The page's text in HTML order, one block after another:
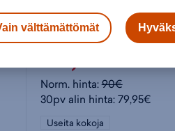
ASICS
79,95€
Norm. hinta:90€
30pv alin hinta: 79,95€
Useita kokoja
välttämättömät